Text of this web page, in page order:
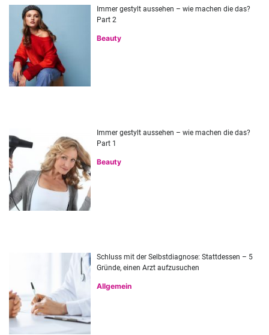
Immer gestylt aussehen – wie machen die das?
Part 2
Beauty
Immer gestylt aussehen – wie machen die das?
Part 1
Beauty
Schluss mit der Selbstdiagnose: Stattdessen – 5
Gründe, einen Arzt aufzusuchen
Allgemein